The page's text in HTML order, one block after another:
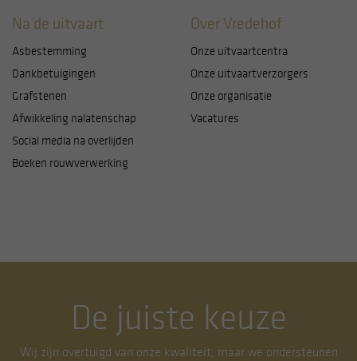
Na de uitvaart
Asbestemming
Dankbetuigingen
Grafstenen
Afwikkeling nalatenschap
Social media na overlijden
Boeken rouwverwerking
Over Vredehof
Onze uitvaartcentra
Onze uitvaartverzorgers
Onze organisatie
Vacatures
De juiste keuze
Wij zijn overtuigd van onze kwaliteit, maar we ondersteunen